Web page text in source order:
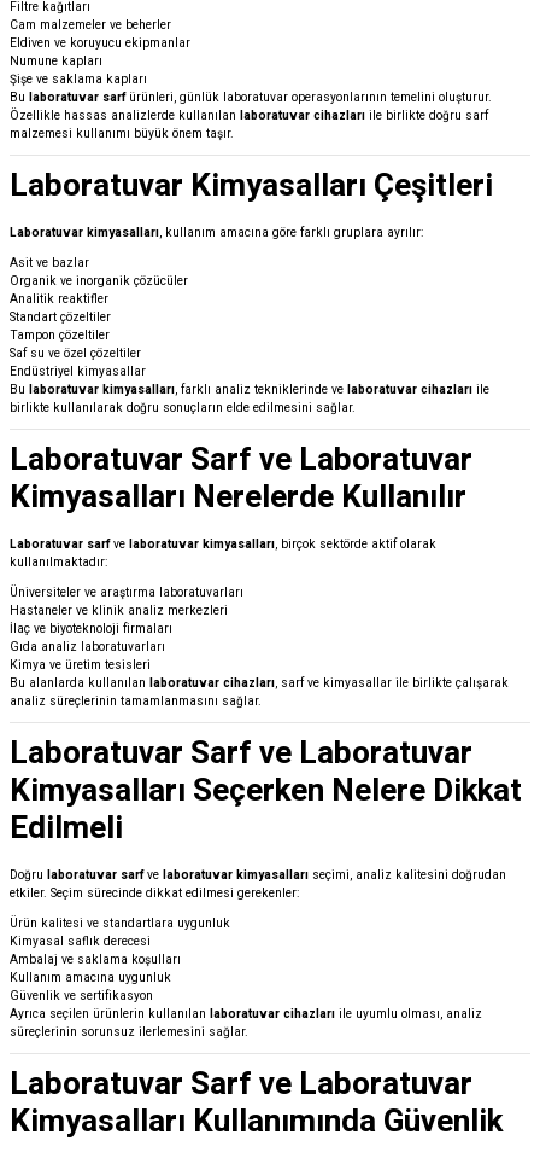
Filtre kağıtları
Cam malzemeler ve beherler
Eldiven ve koruyucu ekipmanlar
Numune kapları
Şişe ve saklama kapları
Bu laboratuvar sarfürünleri, günlük laboratuvar operasyonlarının temelini oluşturur.
Özellikle hassas analizlerde kullanılan laboratuvar cihazları ile birlikte doğru sarf
malzemesi kullanımı büyük önem taşır.
Laboratuvar Kimyasalları Çeşitleri
Laboratuvar kimyasalları, kullanım amacına göre farklı gruplara ayrılır:
Asit ve bazlar
Organik ve inorganik çözücüler
Analitik reaktifler
Standart çözeltiler
Tampon çözeltiler
Saf su ve özel çözeltiler
Endüstriyel kimyasallar
Bu laboratuvar kimyasalları, farklı analiz tekniklerinde ve laboratuvar cihazları ile
birlikte kullanılarak doğru sonuçların elde edilmesini sağlar.
Laboratuvar Sarf ve Laboratuvar
Kimyasalları Nerelerde Kullanılır
Laboratuvar sarfve laboratuvar kimyasalları, birçok sektörde aktif olarak
kullanılmaktadır:
Üniversiteler ve araştırma laboratuvarları
Hastaneler ve klinik analiz merkezleri
İlaç ve biyoteknoloji firmaları
Gıda analiz laboratuvarları
Kimya ve üretim tesisleri
Bu alanlarda kullanılan laboratuvar cihazları, sarf ve kimyasallar ile birlikte çalışarak
analiz süreçlerinin tamamlanmasını sağlar.
Laboratuvar Sarf ve Laboratuvar
Kimyasalları Seçerken Nelere Dikkat
Edilmeli
Doğru laboratuvar sarfve laboratuvar kimyasalları seçimi, analiz kalitesini doğrudan
etkiler. Seçim sürecinde dikkat edilmesi gerekenler:
Ürün kalitesi ve standartlara uygunluk
Kimyasal saflık derecesi
Ambalaj ve saklama koşulları
Kullanım amacına uygunluk
Güvenlik ve sertifikasyon
Ayrıca seçilen ürünlerin kullanılan laboratuvar cihazları ile uyumlu olması, analiz
süreçlerinin sorunsuz ilerlemesini sağlar.
Laboratuvar Sarf ve Laboratuvar
Kimyasalları Kullanımında Güvenlik